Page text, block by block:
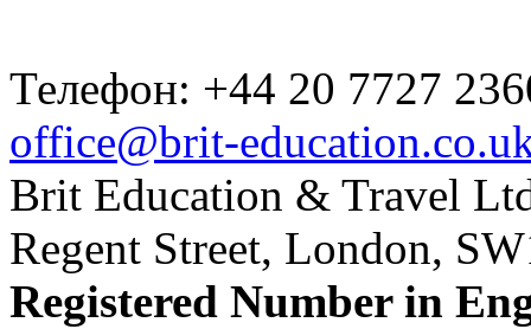
Телефон: +44 20 7727
office@brit-
Brit Education & Travel
Regent Street, London,
Registered Number in